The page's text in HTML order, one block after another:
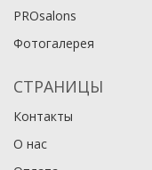
PROsalons
Фотогалерея
СТРАНИЦЫ
Контакты
О нас